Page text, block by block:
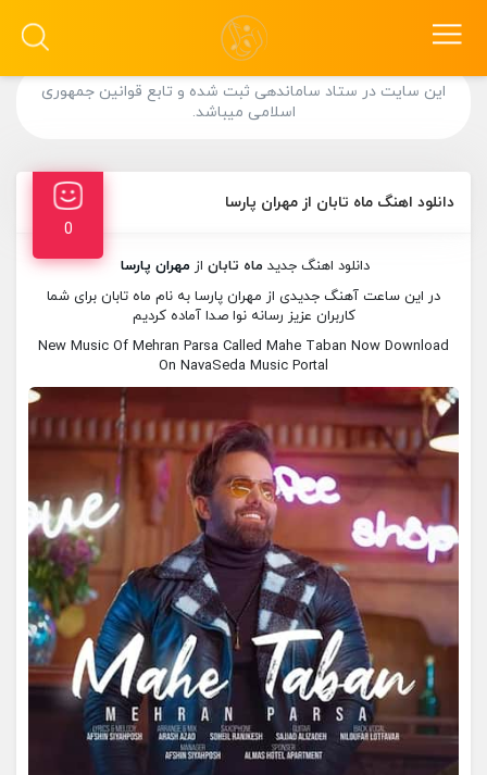
این سایت در ستاد ساماندهی ثبت شده و تابع قوانین جمهوری
اسلامی میباشد.
دانلود اهنگ ماه تابان از مهران پارسا
0
دانلود اهنگ جدیدماه تابان ازمهران پارسا
در این ساعت آهنگ جدیدی از مهران پارسا به نام ماه تابان برای شما
کاربران عزیز رسانه نوا صدا آماده کردیم
New Music Of Mehran Parsa Called Mahe Taban Now Download
On NavaSeda Music Portal